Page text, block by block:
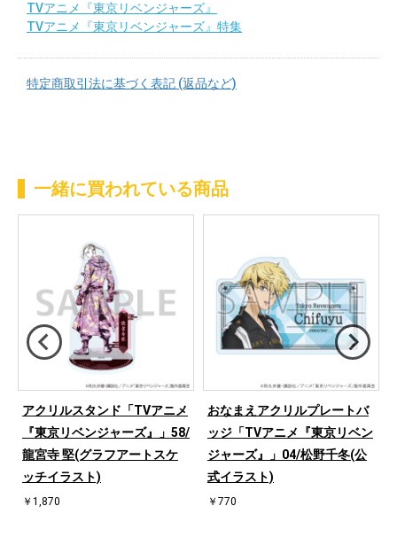
TVアニメ『東京リベンジャーズ』
TVアニメ『東京リベンジャーズ』特集
特定商取引法に基づく表記 (返品など)
一緒に買われている商品
アクリルスタンド「TVアニメ
『東京リベンジャーズ』」58/
龍宮寺 堅(グラフアートスケ
ッチイラスト)
￥1,870
おなまえアクリルプレートバ
ッジ「TVアニメ『東京リベン
ジャーズ』」04/松野千冬(公
式イラスト)
￥770